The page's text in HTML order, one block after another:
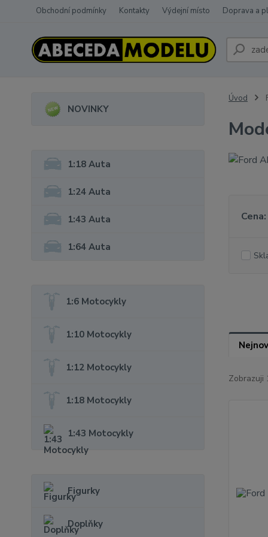
Obchodní podmínky Kontakty Výdejní místo Doprava a
NOVINKY
1:18 Auta
1:24 Auta
1:43 Auta
1:64 Auta
1:6 Motocykly
1:10 Motocykly
1:12 Motocykly
1:18 Motocykly
1:43 Motocykly
Figurky
Doplňky
Úvod
Cena:
Zobrazuji